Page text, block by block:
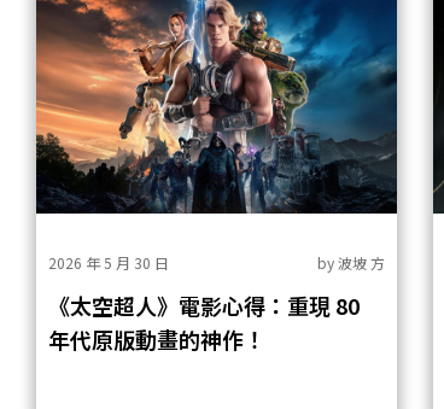
2026 年 5 月 30 日 by波坡 方
《太空超人》電影心得：重現 80
年代原版動畫的神作！